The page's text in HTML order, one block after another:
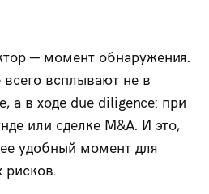
— момент обнаружения.
всплывают не в
а в ходе due diligence: при
или сделке M&A. И это,
удобный момент для
рисков.